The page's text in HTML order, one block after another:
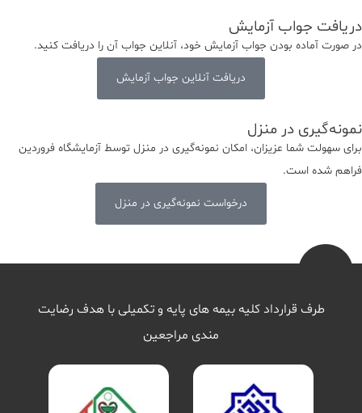
دریافت جواب آزمایش
در صورت آماده بودن جواب آزمایش خود، آنلاین جواب‌ آن را دریافت کنید.
دریافت آنلاین جواب آزمایش
نمونه‌‌گیری در منزل
برای سهولت شما عزیزان، امکان نمونه‌گیری در منزل توسط آزمایشگاه فروردین
فراهم شده است.
درخواست نمونه‌گیری در منزل
طرف قرارداد کلیه بیمه های پایه و تکمیلی با هدف رضایت
مندی مراجعین